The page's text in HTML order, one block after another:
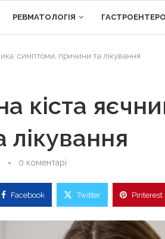
РЕВМАТОЛОГІЯ
симптоми, причини та лікування
кіста
лікування
0 коментарі
Facebook Twitter Pinterest